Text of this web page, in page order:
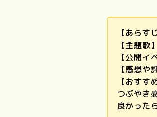
【あらす
【主題歌
【公開イ
【感想や
【おすす
つぶやき
良かった